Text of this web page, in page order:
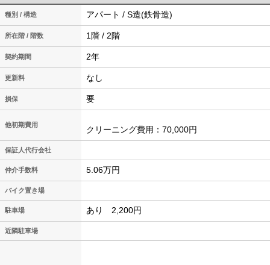
種別 / 構造 アパート / S造(鉄骨造)
所在階 / 階数 1階 / 2階
契約期間 2年
更新料 なし
損保 要
他初期費用 クリーニング費用：70,000円
保証人代行会社
仲介手数料 5.06万円
バイク置き場
駐車場 あり 2,200円
近隣駐車場